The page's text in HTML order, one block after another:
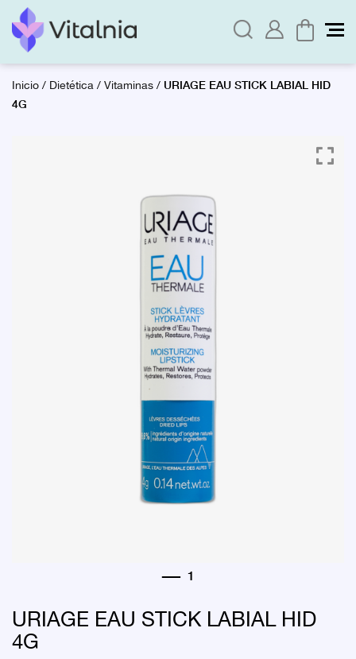
Inicio/ Dietética/Vitaminas/ URIAGE EAU STICK LABIAL HID
4G
URIAGE EAU STICK LABIAL HID
4G